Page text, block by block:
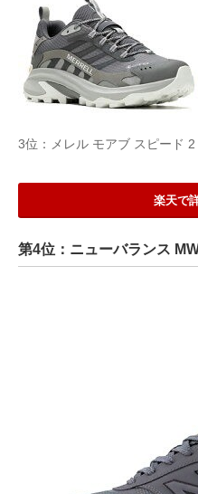
3位：メレル モアブ スピード
楽天で
第4位：ニューバランス